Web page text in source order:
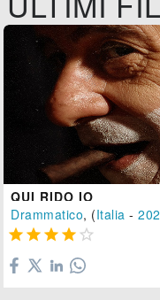
QUI RIDO IO
Drammatico, (Italia -
    